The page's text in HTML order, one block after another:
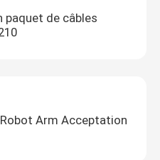
paquet de câbles
Arm Acceptation